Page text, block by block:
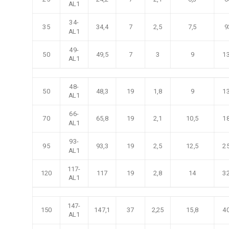
AL1
35
34-
AL1
34,4 7 2,5 7,5
50
49-
AL1
49,5 7 3 9
50
48-
AL1
48,3 19 1,8 9
70
66-
AL1
65,8 19 2,1 10,5
95
93-
AL1
93,3 19 2,5 12,5
120
117-
AL1
117 19 2,8 14
150
147-
AL1
147,1 37 2,25 15,8